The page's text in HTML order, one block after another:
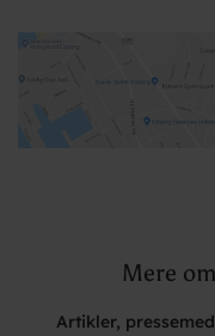
Mere
Artikler,